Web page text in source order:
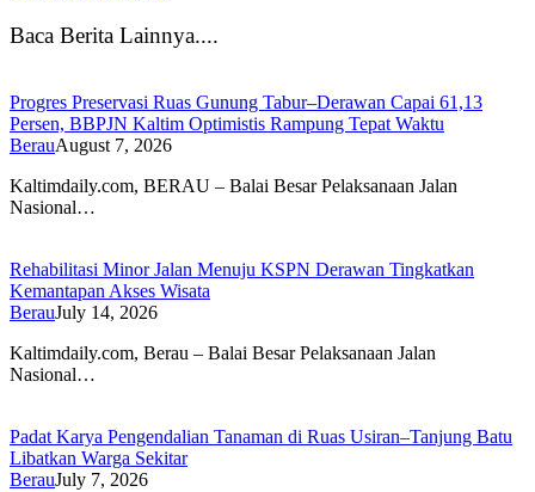
Baca Berita Lainnya....
Progres Preservasi Ruas Gunung Tabur–Derawan Capai 61,13
Persen, BBPJN Kaltim Optimistis Rampung Tepat Waktu
BerauAugust 7, 2026
Kaltimdaily.com, BERAU – Balai Besar Pelaksanaan Jalan
Nasional…
Rehabilitasi Minor Jalan Menuju KSPN Derawan Tingkatkan
Kemantapan Akses Wisata
BerauJuly 14, 2026
Kaltimdaily.com, Berau – Balai Besar Pelaksanaan Jalan
Nasional…
Padat Karya Pengendalian Tanaman di Ruas Usiran–Tanjung Batu
Libatkan Warga Sekitar
BerauJuly 7, 2026